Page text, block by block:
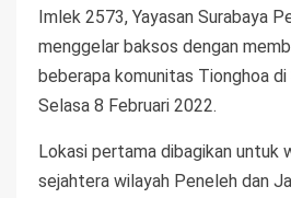
Imlek 2573, Yayasan Surabaya
menggelar baksos dengan
beberapa komunitas Tionghoa di
Selasa 8 Februari 2022.
Lokasi pertama dibagikan untuk
sejahtera wilayah Peneleh dan